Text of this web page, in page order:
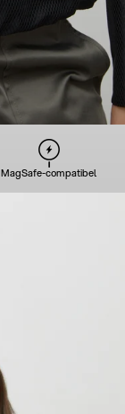
MagSafe-compatibel